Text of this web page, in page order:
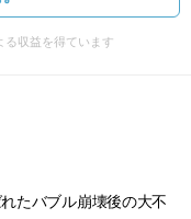
る収益を得ています
たバブル崩壊後の大不